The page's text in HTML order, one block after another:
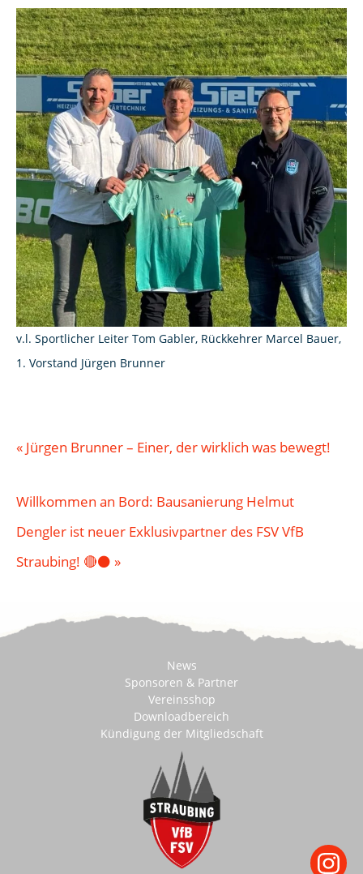
v.l. Sportlicher Leiter Tom Gabler, Rückkehrer Marcel Bauer,
1. Vorstand Jürgen Brunner
« Jürgen Brunner – Einer, der wirklich was bewegt!
Willkommen an Bord: Bausanierung Helmut
Dengler ist neuer Exklusivpartner des FSV VfB
Straubing! 🔴⚫ »
News
Sponsoren & Partner
Vereinsshop
Downloadbereich
Kündigung der Mitgliedschaft